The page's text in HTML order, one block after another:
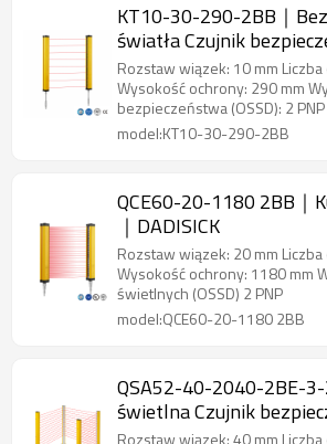
KT10-30-290-2BB｜
światła Czujnik
｜DADISICK
Rozstaw wiązek: 10 mm
Wysokość ochrony: 290 mm
bezpieczeństwa (OSSD): 2 PNP
model:KT10-30-290-2BB
QCE60-20-1180 2BB｜
｜DADISICK
Rozstaw wiązek: 20 mm
Wysokość ochrony: 1180 mm
świetlnych (OSSD) 2 PNP
model:QCE60-20-1180 2BB
QSA52-40-2040-2BE-
świetlna Czujnik
obszaru｜DADISICK
Rozstaw wiązek: 40 mm